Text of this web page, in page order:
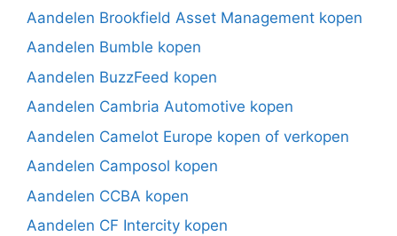
Aandelen Brookfield Asset Management kopen
Aandelen Bumble kopen
Aandelen BuzzFeed kopen
Aandelen Cambria Automotive kopen
Aandelen Camelot Europe kopen of verkopen
Aandelen Camposol kopen
Aandelen CCBA kopen
Aandelen CF Intercity kopen